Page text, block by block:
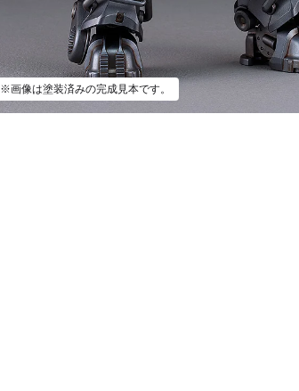
※画像は塗装済みの完成見本です。